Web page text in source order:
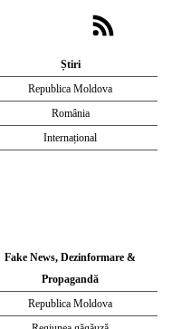
Știri
Republica Moldova
România
Internațional
Fake News, Dezinformare &
Propagandă
Republica Moldova